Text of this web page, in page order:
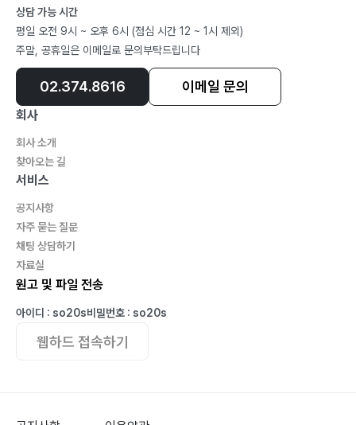
상담 가능 시간
평일 오전 9시 ~ 오후 6시 (점심 시간 12 ~ 1시 제외)
주말, 공휴일은 이메일로 문의부탁드립니다
02.374.8616 이메일 문의
회사
회사 소개
찾아오는 길
서비스
공지사항
자주 묻는 질문
채팅 상담하기
자료실
원고 및 파일 전송
아이디 : so20s비밀번호 : so20s
웹하드 접속하기